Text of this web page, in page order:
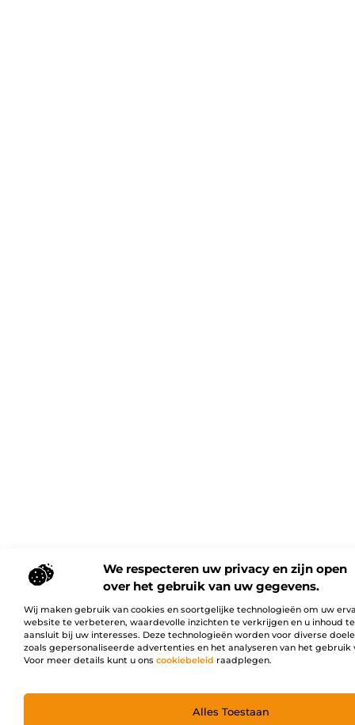
We respecteren uw privacy en zijn open
over het gebruik van uw gegevens.
Wij maken gebruik van cookies en soortgelijke technologieën om uw
website te verbeteren, waardevolle inzichten te verkrijgen en u inhoud
aansluit bij uw interesses. Deze technologieën worden voor diverse
zoals gepersonaliseerde advertenties en het analyseren van het gebruik
Voor meer details kunt u ons cookiebeleid raadplegen.
Alles Toestaan